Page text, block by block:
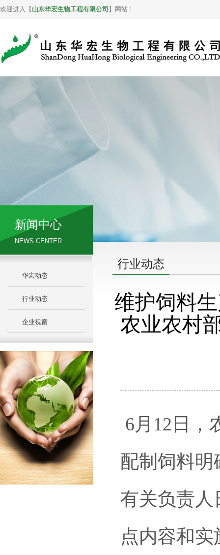
欢迎进入【 山东华宏生物工程有限公司 】网站！
新闻中心
NEWS CENTER
华宏动态
行业动态
企业视窗
行业动态
维护饲料
农业农村
6月12日，
配制饲料明
有关负责人
点内容和